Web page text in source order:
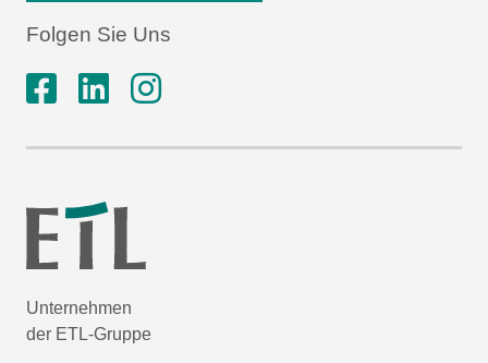
Folgen Sie Uns
Unternehmen
der ETL-Gruppe